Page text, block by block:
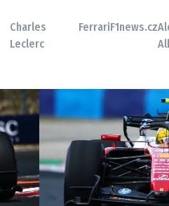
Charles
Leclerc
FerrariF1news.cz